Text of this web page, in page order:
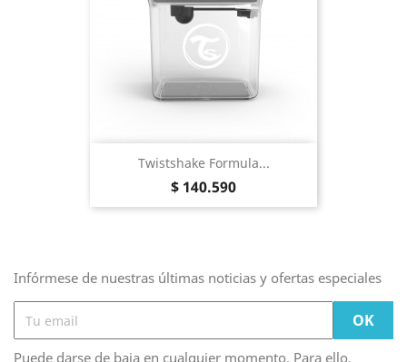
Twistshake Formula...
Precio
$ 140.590
Infórmese de nuestras últimas noticias y ofertas especiales
Puede darse de baja en cualquier momento. Para ello,